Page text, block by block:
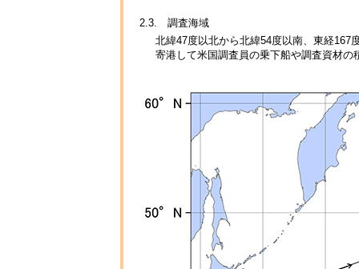
2.3. 調査海域
北緯47度以北から北緯54度以南、東経167
寄港して米国調査員の乗下船や調査資材の